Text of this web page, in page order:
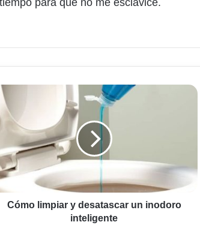
Cómo limpiar y desatascar un inodoro
inteligente